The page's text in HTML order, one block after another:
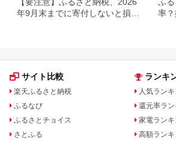
【要注意】ふるさと納税、2026
年9月末までに寄付しないと損す
ふる
率
サイト比較
楽天ふるさと納税
ふるなび
ふるさとチョイス
さとふる
ランキ
人気ラン
還元率ラ
家電ランキ
高額ランキ